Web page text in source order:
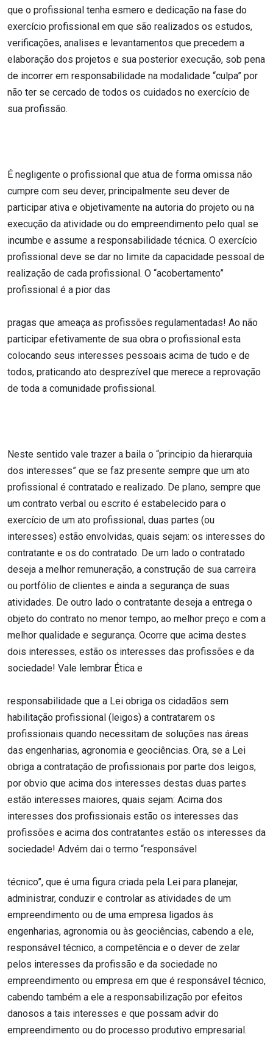
que o profissional tenha esmero e dedicação na fase do
exercício profissional em que são realizados os estudos,
verificações, analises e levantamentos que precedem a
elaboração dos projetos e sua posterior execução, sob pena
de incorrer em responsabilidade na modalidade “culpa” por
não ter se cercado de todos os cuidados no exercício de
sua profissão.
É negligente o profissional que atua de forma omissa não
cumpre com seu dever, principalmente seu dever de
participar ativa e objetivamente na autoria do projeto ou na
execução da atividade ou do empreendimento pelo qual se
incumbe e assume a responsabilidade técnica. O exercício
profissional deve se dar no limite da capacidade pessoal de
realização de cada profissional. O “acobertamento”
profissional é a pior das
pragas que ameaça as profissões regulamentadas! Ao não
participar efetivamente de sua obra o profissional esta
colocando seus interesses pessoais acima de tudo e de
todos, praticando ato desprezível que merece a reprovação
de toda a comunidade profissional.
Neste sentido vale trazer a baila o “principio da hierarquia
dos interesses” que se faz presente sempre que um ato
profissional é contratado e realizado. De plano, sempre que
um contrato verbal ou escrito é estabelecido para o
exercício de um ato profissional, duas partes (ou
interesses) estão envolvidas, quais sejam: os interesses do
contratante e os do contratado. De um lado o contratado
deseja a melhor remuneração, a construção de sua carreira
ou portfólio de clientes e ainda a segurança de suas
atividades. De outro lado o contratante deseja a entrega o
objeto do contrato no menor tempo, ao melhor preço e com a
melhor qualidade e segurança. Ocorre que acima destes
dois interesses, estão os interesses das profissões e da
sociedade! Vale lembrar Ética e
responsabilidade que a Lei obriga os cidadãos sem
habilitação profissional (leigos) a contratarem os
profissionais quando necessitam de soluções nas áreas
das engenharias, agronomia e geociências. Ora, se a Lei
obriga a contratação de profissionais por parte dos leigos,
por obvio que acima dos interesses destas duas partes
estão interesses maiores, quais sejam: Acima dos
interesses dos profissionais estão os interesses das
profissões e acima dos contratantes estão os interesses da
sociedade! Advém dai o termo “responsável
técnico”, que é uma figura criada pela Lei para planejar,
administrar, conduzir e controlar as atividades de um
empreendimento ou de uma empresa ligados às
engenharias, agronomia ou às geociências, cabendo a ele,
responsável técnico, a competência e o dever de zelar
pelos interesses da profissão e da sociedade no
empreendimento ou empresa em que é responsável técnico,
cabendo também a ele a responsabilização por efeitos
danosos a tais interesses e que possam advir do
empreendimento ou do processo produtivo empresarial.